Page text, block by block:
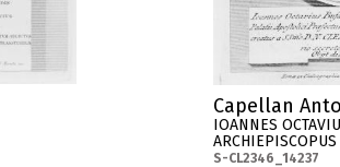
Capellan
IOANNES
S-CL2346_14237